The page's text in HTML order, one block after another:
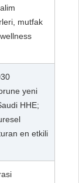
mutfak
yeni
HHE;
en etkili